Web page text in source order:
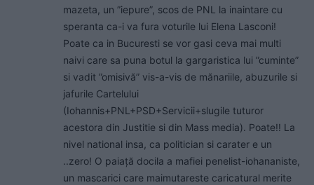
mazeta, un ”iepure”, scos de PNL la inaintare cu
speranta ca-i va fura voturile lui Elena Lasconi!
Poate ca in Bucuresti se vor gasi ceva mai multi
naivi care sa puna botul la gargaristica lui ”cuminte”
si vadit ”omisivă” vis-a-vis de mănariile, abuzurile si
jafurile Cartelului
(Iohannis+PNL+PSD+Servicii+slugile tuturor
acestora din Justitie si din Mass media). Poate!! La
nivel national insa, ca politician si carater e un
..zero! O paiață docila a mafiei penelist-iohananiste,
un mascarici care maimutareste caricatural merite